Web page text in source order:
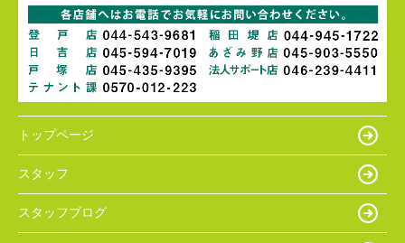
トップページ
スタッフ
スタッフブログ